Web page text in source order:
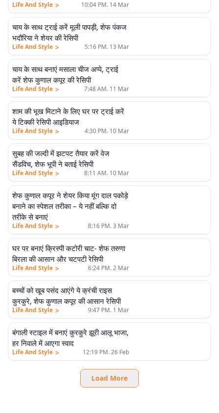
Life And Style > 10:04 PM. 14 Mar
चाय के साथ ट्राई करें मूली पापड़ी, शेफ पंकज
भदौरिया ने शेयर की रेसिपी
Life And Style > 5:16 PM. 13 Mar
चाय के साथ बनाएं मसाला चीज अप्पे, ट्राई
करें शेफ कुणाल कपूर की रेसिपी
Life And Style > 7:48 AM. 11 Mar
शाम की भूख मिटाने के लिए घर पर ट्राई करें
ये टिक्की रेसिपी आइडियाज
Life And Style > 4:30 PM. 10 Mar
सुबह की जल्दी में झटपट तैयार करें वेज
सैंडविच, शेफ भूपी ने बताई रेसिपी
Life And Style > 8:11 AM. 10 Mar
शेफ कुणाल कपूर ने शेयर किया मूंग दाल पकोड़े
बनाने का स्पेशल तरीका – ये नहीं बल्कि दो
तरीके से बनाएं
Life And Style > 8:16 PM. 3 Mar
घर पर बनाएं क्रिस्पी कटोरी चाट- शेफ तरुणा
बिरला की आसान और चटपटी रेसिपी
Life And Style > 6:24 PM. 2 Mar
बच्चों को खूब पसंद आएंगे ये क्रंची राइस
कुरकुरे, शेफ कुणाल कपूर की आसान रेसिपी
Life And Style > 9:47 PM. 1 Mar
बंगाली स्टाइल में बनाएं कुरकुरे झूरी आलू भाजा,
हर निवाले में आएगा स्वाद
Life And Style > 12:19 PM. 26 Feb
Load More